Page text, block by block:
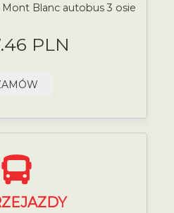
Blanc autobus 3 osie
PLN